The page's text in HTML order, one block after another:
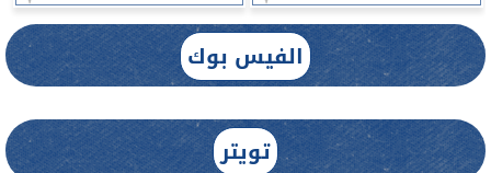
الفيس بوك
تويتر